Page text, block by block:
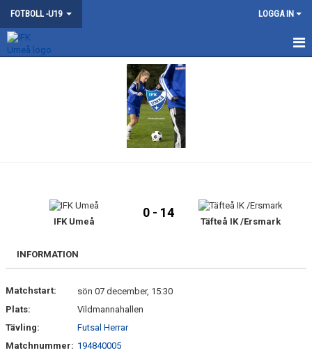
FOTBOLL -U19 LOGGA IN
BILDGALLERI
GÄSTBOK
IFK Umeå
0 - 14
Täfteå IK /Ersmark
INFORMATION
Matchstart:
sön 07 december, 15:30
Plats:
Vildmannahallen
Tävling:
Futsal Herrar
Matchnummer: 194840005